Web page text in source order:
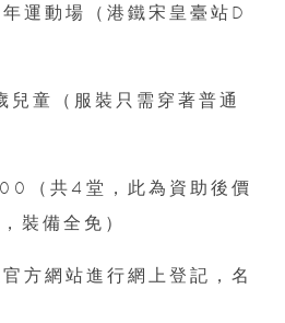
運動場（港鐵宋皇臺站D
童（服裝只需穿著普通
（共4堂，此為資助後價
裝備全免）
方網站進行網上登記，名